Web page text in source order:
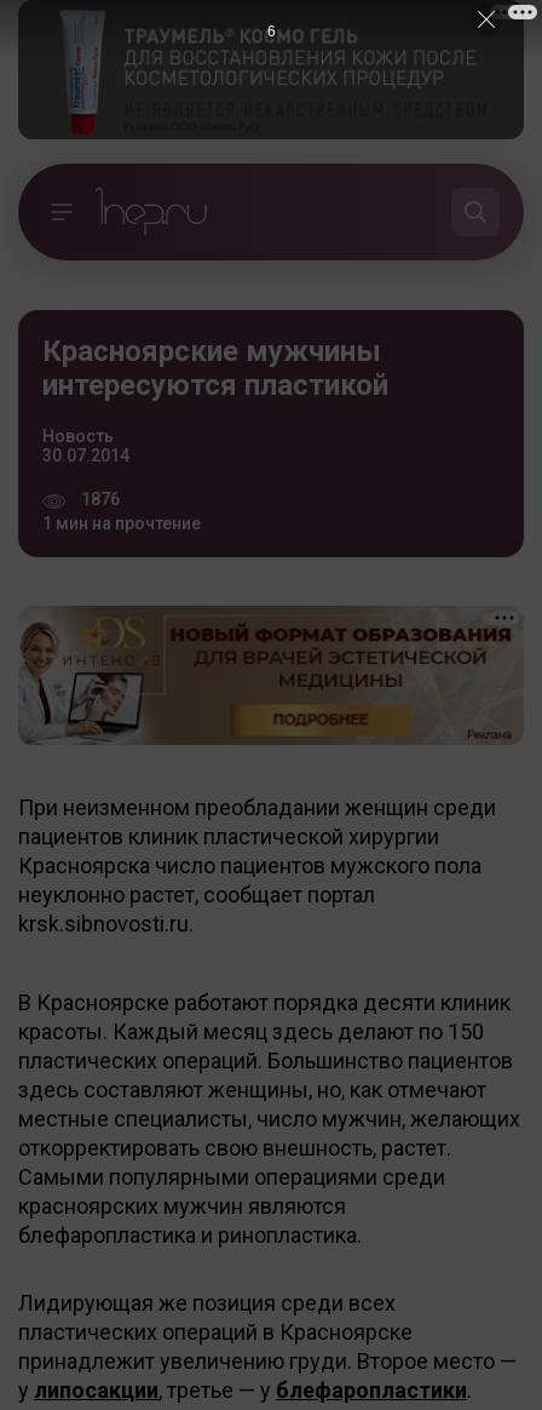
Красноярские мужчины
интересуются пластикой
Новость
30.07.2014
1876
1 мин на прочтение
При неизменном преобладании женщин среди
пациентов клиник пластической хирургии
Красноярска число пациентов мужского пола
неуклонно растет, сообщает портал
krsk.sibnovosti.ru.
В Красноярске работают порядка десяти клиник
красоты. Каждый месяц здесь делают по 150
пластических операций. Большинство пациентов
здесь составляют женщины, но, как отмечают
местные специалисты, число мужчин, желающих
откорректировать свою внешность, растет.
Самыми популярными операциями среди
красноярских мужчин являются
блефаропластика и ринопластика.
Лидирующая же позиция среди всех
пластических операций в Красноярске
принадлежит увеличению груди. Второе место —
у липосакции, третье — у блефаропластики.
5